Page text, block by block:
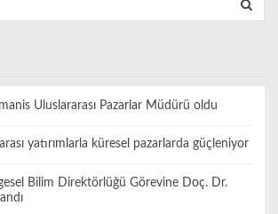
Uluslararası Pazarlar Müdürü oldu
yatırımlarla küresel pazarlarda güçleniyor
Bilim Direktörlüğü Görevine Doç. Dr.